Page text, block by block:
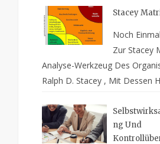
Stacey
Noch
Zur Stacey
Analyse-Werkzeug Des
Ralph D. Stacey , Mit Dessen
Ng Und